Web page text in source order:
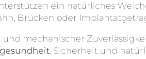
ein natürliches
Brücken oder
mechanischer
, Sicherheit und